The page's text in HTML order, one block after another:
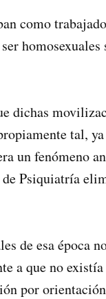
como
dichas
tal,
un fenómeno
Psiquiatría
de esa época
a que no
por